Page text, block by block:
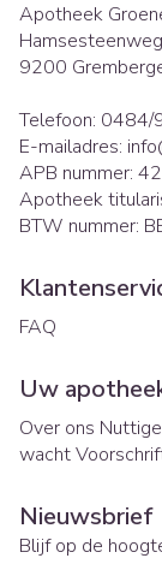
Apotheek
9200
Telefoon: 0484/
E-mailadres:
APB nummer:
Apotheek
BTW nummer:
FAQ
Uw
Over ons
wacht
Nieuwsbrief
Blijf op de